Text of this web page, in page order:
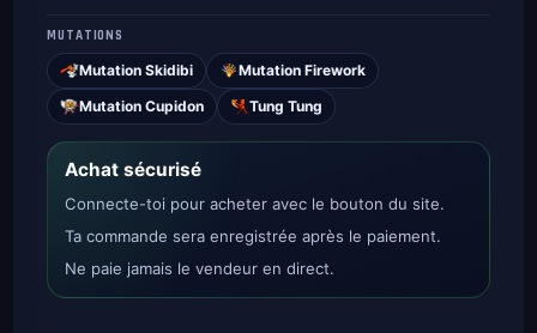
MUTATIONS
Mutation Skidibi
Mutation Firework
Mutation Cupidon
Tung Tung
Achat sécurisé
Connecte-toi pour acheter avec le bouton du site.
Ta commande sera enregistrée après le paiement.
Ne paie jamais le vendeur en direct.